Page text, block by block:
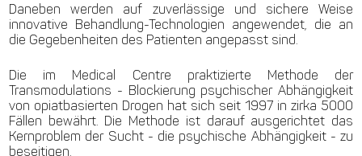
Daneben werden auf zuverlässige und sichere Weise
innovative Behandlung-Technologien angewendet, die an
die Gegebenheiten des Patienten angepasst sind.
Die im Medical Centre praktizierte Methode der
Transmodulations - Blockierung psychischer Abhängigkeit
von opiatbasierten Drogen hat sich seit 1997 in zirka 5000
Fällen bewährt. Die Methode ist darauf ausgerichtet das
Kernproblem der Sucht - die psychische Abhängigkeit - zu
beseitigen.